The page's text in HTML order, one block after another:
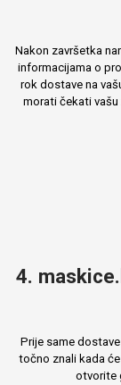
Nakon završetka
informacijama o
rok dostave na
morati čekati
4.
Prije same
točno znali kada
otvorite